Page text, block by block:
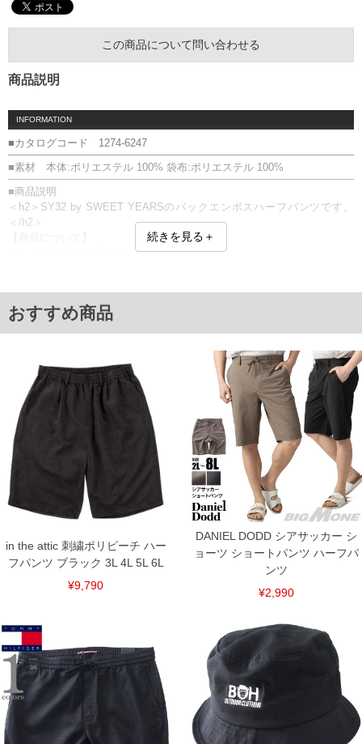
この商品について問い合わせる
商品説明
INFORMATION
■カタログコード 1274-6247
■素材 本体:ポリエステル 100% 袋布:ポリエステル 100%
■商品説明
＜h2＞SY32 by SWEET YEARSのバックエンボスハーフパンツです。
＜/h2＞
こちらは入荷待ち商品になります。
シャーリング
3L/100/30/40.4/125/59.5
4L/110/30/43.9/133/61.5
5L/120/30/46.4/141/63.5
6L/130/30/49.4/149/64.5
単位はcm
※【返品交換について】
返品交換希望の方は、商品到着後1週間以内にご連絡ください。
下着(肌着)やワイシャツは商品の性質上、返品交換不可とさせて頂いております。予め
ご了承くださいませ。
※【ボトムの裾上げをご希望の場合】
備考欄に股下●cmとご記入下さい。（裾上げ無料対象商品は1本につき税込6,000円以
上の品が対象。1本5,999円以下の商品は有料（500円+税）となります。）
出荷まで約1週間～20日間程お時間を頂く場合がございます。
尚、裾上げした商品は返品・交換不可となりますので、予めご了承下さい。
一部、お直しに対応出来ない商品がございます。(例：裾にファスナーや調節ひもが付
※商品によって若干のサイズの誤差がございます。また、お客様がご使用の環境（コ
ンピュータ画面）によって、商品の色味が若干異なる場合がございます。予めご了承
ください。
※当店での掲載商品は、実店鋪と在庫を共用しておりますので店頭での売り違い、店
舗からのお取り寄せ等により、お客様にご迷惑をお掛けしてしまう場合がございま
す。そのようなことがない様最大限に努めておりますが、もしあった場合速やかにご
連絡させて頂きますので予めご了承ください。
続きを見る＋
おすすめ商品
in the attic 刺繍ポリピーチ ハー
フパンツ ブラック 3L 4L 5L 6L
¥9,790
DANIEL DODD シアサッカー シ
ョーツ ショートパンツ ハーフパ
ンツ
¥2,990